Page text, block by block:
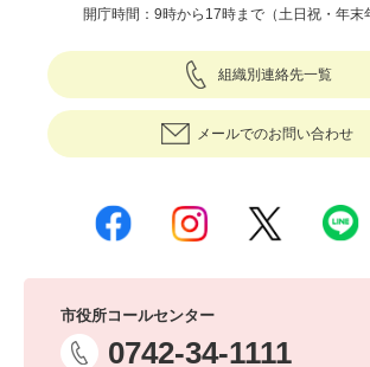
開庁時間：9時から17時まで（土日祝・年末
組織別連絡先一覧
メールでのお問い合わせ
市役所コールセンター
0742-34-1111